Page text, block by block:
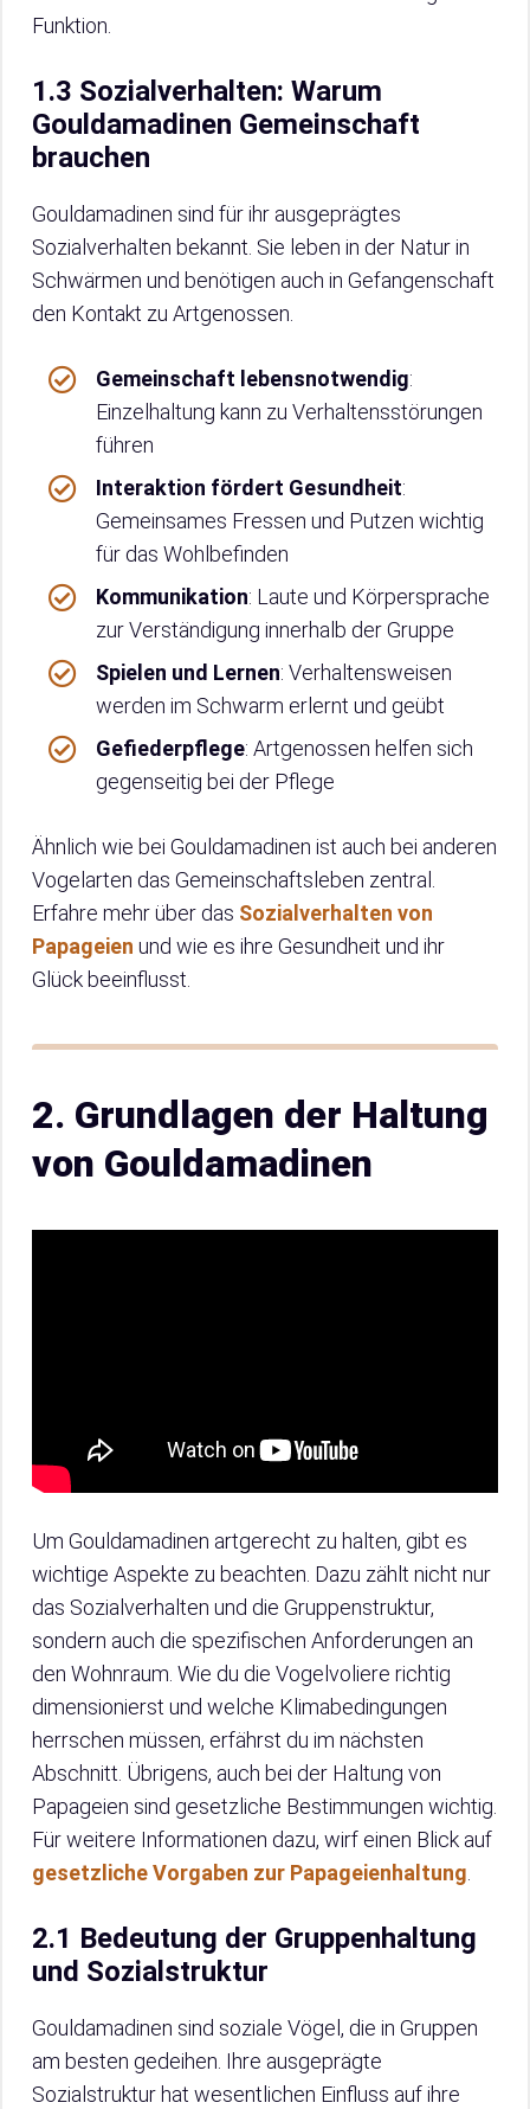
Funktion.
1.3 Sozialverhalten: Warum
Gouldamadinen Gemeinschaft
brauchen
Gouldamadinen sind für ihr ausgeprägtes
Sozialverhalten bekannt. Sie leben in der Natur in
Schwärmen und benötigen auch in Gefangenschaft
den Kontakt zu Artgenossen.
Gemeinschaft lebensnotwendig:
Einzelhaltung kann zu Verhaltensstörungen
führen
Interaktion fördert Gesundheit:
Gemeinsames Fressen und Putzen wichtig
für das Wohlbefinden
Kommunikation: Laute und Körpersprache
zur Verständigung innerhalb der Gruppe
Spielen und Lernen: Verhaltensweisen
werden im Schwarm erlernt und geübt
Gefiederpflege: Artgenossen helfen sich
gegenseitig bei der Pflege
Ähnlich wie bei Gouldamadinen ist auch bei anderen
Vogelarten das Gemeinschaftsleben zentral.
Erfahre mehr über das Sozialverhalten von
Papageien und wie es ihre Gesundheit und ihr
Glück beeinflusst.
2. Grundlagen der Haltung
von Gouldamadinen
Um Gouldamadinen artgerecht zu halten, gibt es
wichtige Aspekte zu beachten. Dazu zählt nicht nur
das Sozialverhalten und die Gruppenstruktur,
sondern auch die spezifischen Anforderungen an
den Wohnraum. Wie du die Vogelvoliere richtig
dimensionierst und welche Klimabedingungen
herrschen müssen, erfährst du im nächsten
Abschnitt. Übrigens, auch bei der Haltung von
Papageien sind gesetzliche Bestimmungen wichtig.
Für weitere Informationen dazu, wirf einen Blick auf
gesetzliche Vorgaben zur Papageienhaltung
2.1 Bedeutung der Gruppenhaltung
und Sozialstruktur
Gouldamadinen sind soziale Vögel, die in Gruppen
am besten gedeihen. Ihre ausgeprägte
Sozialstruktur hat wesentlichen Einfluss auf ihre